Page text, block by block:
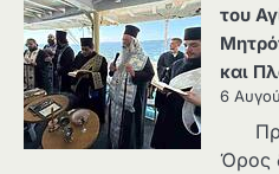
του
και
6
Όρος